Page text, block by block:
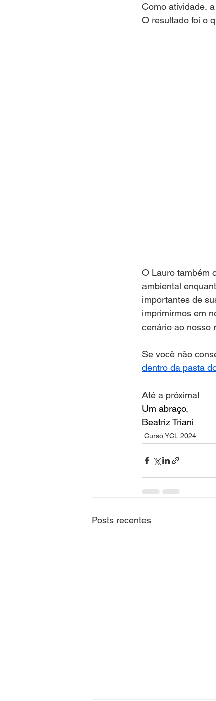
Como atividade,
O resultado foi o
O Lauro também
ambiental
importantes de
imprimirmos em
cenário ao nosso
Se você não
dentro da pasta
Até a próxima!
Um abraço,
Beatriz Triani
Curso YCL 2024
Posts recentes